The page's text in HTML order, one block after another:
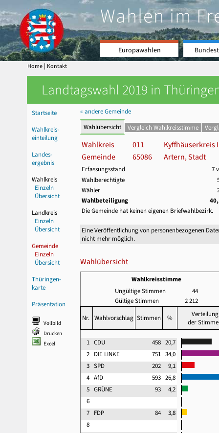
Wahlen im
Europawahlen
Home | Kontakt
Landtagswahl 2019 in
Startseite
Wahlkreis-
einteilung
Landes-
ergebnis
Wahlkreis
Einzeln
Übersicht
Landkreis
Einzeln
Übersicht
Gemeinde
Einzeln
Übersicht
Thüringen-
karte
Präsentation
Vollbild
Drucken
Excel
« andere Gemeinde
Wahlübersicht
Vergleich Wahlkreisstimme
Wahlkreis 011
Kyffhäuserkreis
Gemeinde
65086 Artern, Stadt
Erfassungsstand
7
Wahlberechtigte
Wähler
Wahlbeteiligung
Die Gemeinde hat keinen eigenen Briefwahlbezirk.
Eine Veröffentlichung von personenbezogenen
nicht mehr möglich.
Wahlübersicht
Wahlkreisstimme
Ungültige Stimmen
44
Gültige Stimmen
2 212
Nr. Wahlvorschlag Stimmen %
Verteilung
der
1 CDU 458 20,7
2 DIE LINKE 751 34,0
3 SPD 202
9,1
4 AfD 593 26,8
5 GRÜNE 93
4,2
6
7 FDP 84
3,8
8